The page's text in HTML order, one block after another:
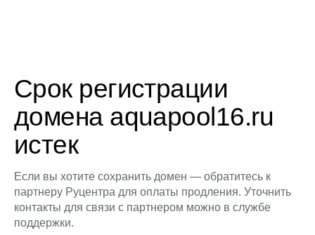
Срок регистрации
домена aquapool16.ru
истек
Если вы хотите сохранить домен — обратитесь к
партнеру Руцентра для оплаты продления. Уточнить
контакты для связи с партнером можно в службе
поддержки.